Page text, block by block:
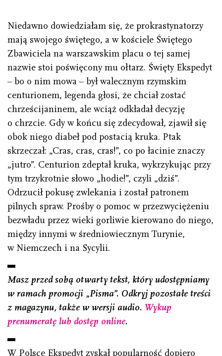
Niedawno dowiedziałam się, że prokrastynatorzy
mają swojego świętego, a w kościele Świętego
Zbawiciela na warszawskim placu o tej samej
nazwie stoi poświęcony mu ołtarz. Święty Ekspedyt
– bo o nim mowa – był walecznym rzymskim
centurionem, legenda głosi, że chciał zostać
chrześcijaninem, ale wciąż odkładał decyzję
o chrzcie. Gdy w końcu się zdecydował, zjawił się
obok niego diabeł pod postacią kruka. Ptak
skrzeczał: „Cras, cras, cras!”, co po łacinie znaczy
„jutro”. Centurion zdeptał kruka, wykrzykując przy
tym trzykrotnie słowo „hodie!”, czyli „dziś”.
Odrzucił pokusę zwlekania i został patronem
pilnych spraw. Prośby o pomoc w przezwyciężeniu
bezwładu przez wieki gorliwie kierowano do niego,
między innymi w średniowiecznym Turynie,
w Niemczech i na Sycylii.
Masz przed sobą otwarty tekst, który udostępniamy
w ramach promocji „Pisma”. Odkryj pozostałe treści
z magazynu, także w wersji audio. Wykup
prenumeratę lub dostęp online.
W Polsce Ekspedyt zyskał popularność dopiero